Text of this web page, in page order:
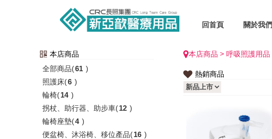
回首頁 關於我們
本店商品
全部商品(61 )
照護床(6 )
輪椅(14 )
拐杖、助行器、助步車(12 )
輪椅座墊(4 )
便盆椅、沐浴椅、移位產品(16 )
本店商品 >呼吸照護用品
熱銷商品